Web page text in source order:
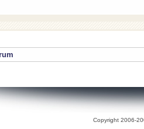
Copyright 2006-